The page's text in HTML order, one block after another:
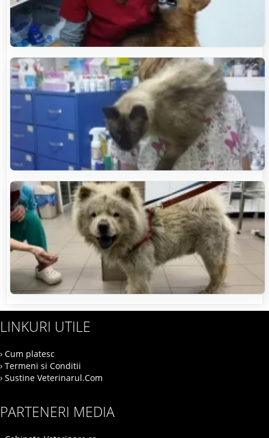
LINKURI UTILE
› Cum platesc
› Termeni si Conditii
› Sustine Veterinarul.Com
PARTENERI MEDIA